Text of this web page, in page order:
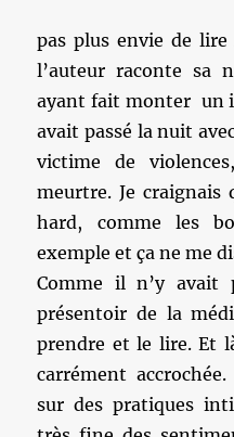
pas plus envie de lire
l’auteur raconte sa
ayant fait monter un
avait passé la nuit
victime de
meurtre. Je
hard, comme les
exemple et ça ne me
Comme il n’y avait
présentoir de la
prendre et le lire. Et
carrément
sur des pratiques